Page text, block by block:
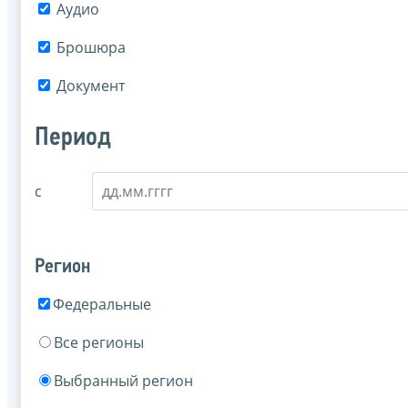
Аудио
Брошюра
Документ
Период
с
Регион
Федеральные
Все регионы
Выбранный регион